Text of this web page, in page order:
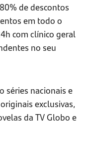
de descontos
em todo o
com clínico geral
no seu
séries nacionais e
exclusivas,
da TV Globo e